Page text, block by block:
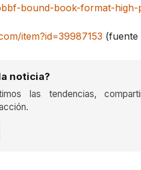
bound-book-format-
item?id=39987153 (fuente
noticia?
las tendencias,